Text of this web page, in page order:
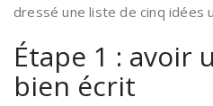
dressé une liste de cinq idées
Étape 1 : avoir
bien écrit